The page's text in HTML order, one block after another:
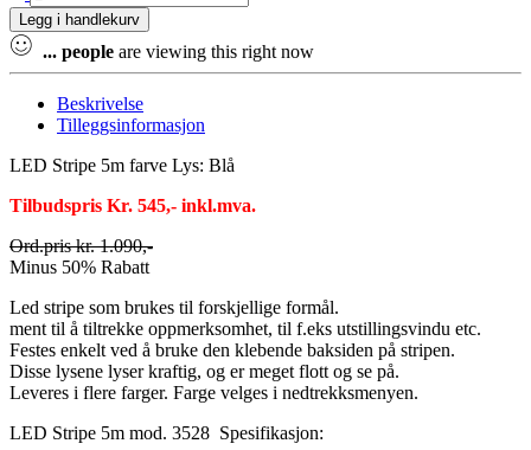
Stripe
5m
farve
Lys:
quantity
Legg i handlekurv
... people are viewing this right now
Beskrivelse
Tilleggsinformasjon
LED Stripe 5m farve Lys: Blå
Tilbudspris Kr. 545,- inkl.mva.
Ord.pris kr. 1.090,-
Minus 50% Rabatt
Led stripe som brukes til forskjellige formål.
ment til å tiltrekke oppmerksomhet, til f.eks utstillingsvindu etc.
Festes enkelt ved å bruke den klebende baksiden på stripen.
Disse lysene lyser kraftig, og er meget flott og se på.
Leveres i flere farger. Farge velges i nedtrekksmenyen.
LED Stripe 5m mod. 3528 Spesifikasjon: